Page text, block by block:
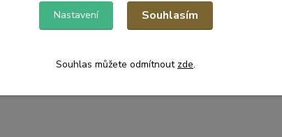
Nastavení Souhlasím
Souhlas můžete odmítnout zde.